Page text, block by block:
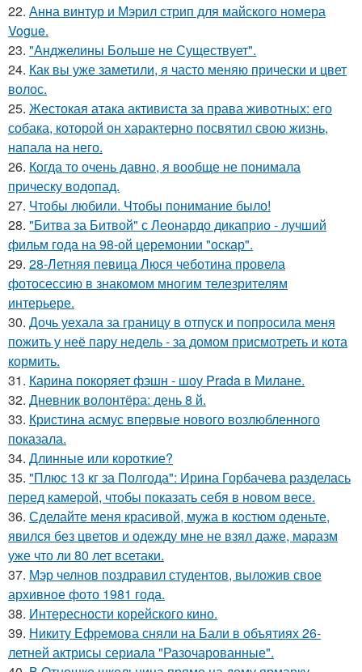
22. Анна винтур и Мэрил стрип для майского номера
Vogue.
23. "Анджелины Больше не Существует".
24. Как вы уже заметили, я часто меняю прически и цвет
волос.
25. Жестокая атака активиста за права животных: его
собака, которой он характерно посвятил свою жизнь,
напала на него.
26. Когда то очень давно, я вообще не понимала
прическу водопад.
27. Чтобы любили. Чтобы понимание было!
28. "Битва за Битвой" с Леонардо дикаприо - лучший
фильм года на 98-ой церемонии "оскар".
29. 28-Летняя певица Люся чеботина провела
фотосессию в знакомом многим телезрителям
интерьере.
30. Дочь уехала за границу в отпуск и попросила меня
пожить у неё пару недель - за домом присмотреть и кота
кормить.
31. Карина покоряет фэшн - шоу Prada в Милане.
32. Дневник волонтёра: день 8 й.
33. Кристина асмус впервые нового возлюбленного
показала.
34. Длинные или короткие?
35. "Плюс 13 кг за Полгода": Ирина Горбачева разделась
перед камерой, чтобы показать себя в новом весе.
36. Сделайте меня красивой, мужа в костюм оденьте,
явился без цветов и одежду мне не взял даже, маразм
уже что ли 80 лет всетаки.
37. Мэр челнов поздравил студентов, выложив свое
архивное фото 1981 года.
38. Интересности корейского кино.
39. Никиту Ефремова сняли на Бали в объятиях 26-
летней актрисы сериала "Разочарованные".